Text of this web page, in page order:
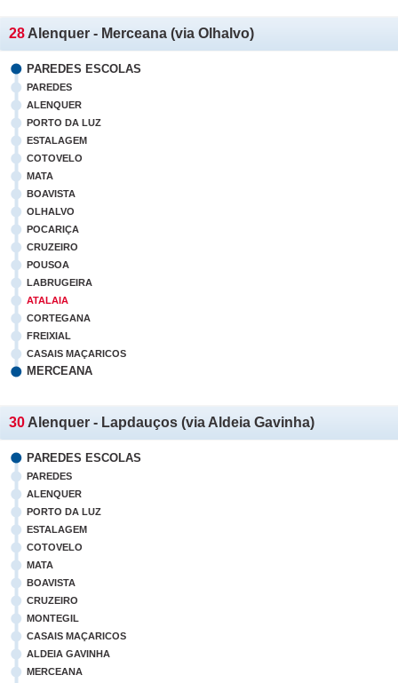
28 Alenquer - Merceana (via Olhalvo)
PAREDES ESCOLAS
PAREDES
ALENQUER
PORTO DA LUZ
ESTALAGEM
COTOVELO
MATA
BOAVISTA
OLHALVO
POCARIÇA
CRUZEIRO
POUSOA
LABRUGEIRA
ATALAIA
CORTEGANA
FREIXIAL
CASAIS MAÇARICOS
MERCEANA
30 Alenquer - Lapdauços (via Aldeia Gavinha)
PAREDES ESCOLAS
PAREDES
ALENQUER
PORTO DA LUZ
ESTALAGEM
COTOVELO
MATA
BOAVISTA
CRUZEIRO
MONTEGIL
CASAIS MAÇARICOS
ALDEIA GAVINHA
MERCEANA